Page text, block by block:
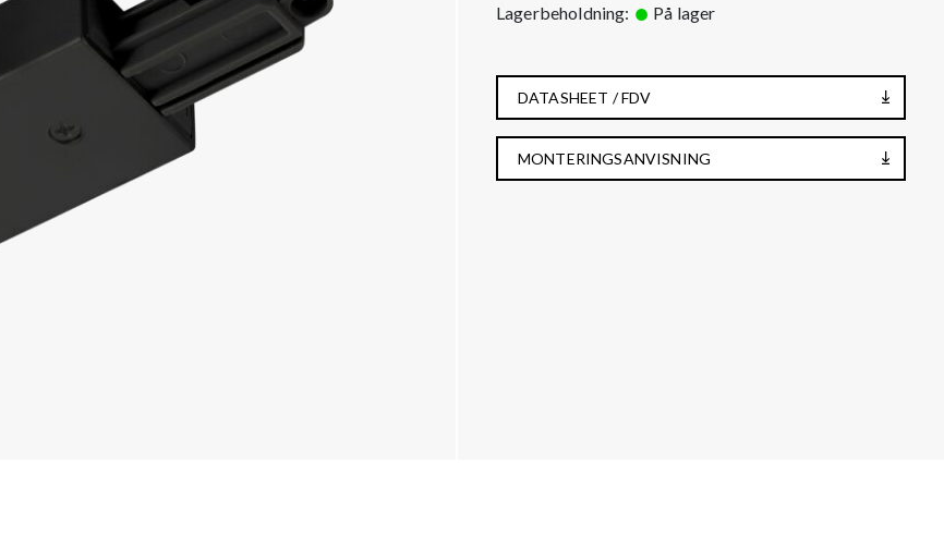
Lagerbeholdning: På lager
DATASHEET / FDV
MONTERINGSANVISNING